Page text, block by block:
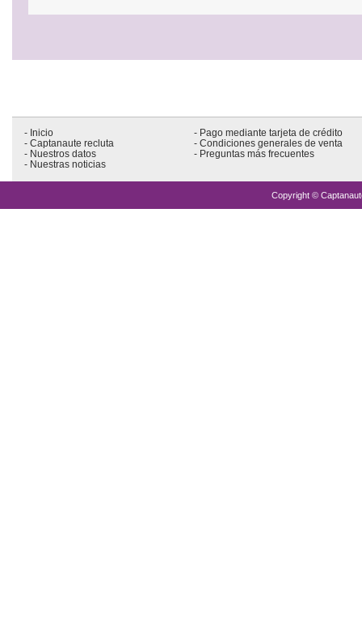
- Inicio
- Captanaute recluta
- Nuestros datos
- Nuestras noticias
- Pago mediante tarjeta de crédito
- Condiciones generales de venta
- Preguntas más frecuentes
Copyright ©